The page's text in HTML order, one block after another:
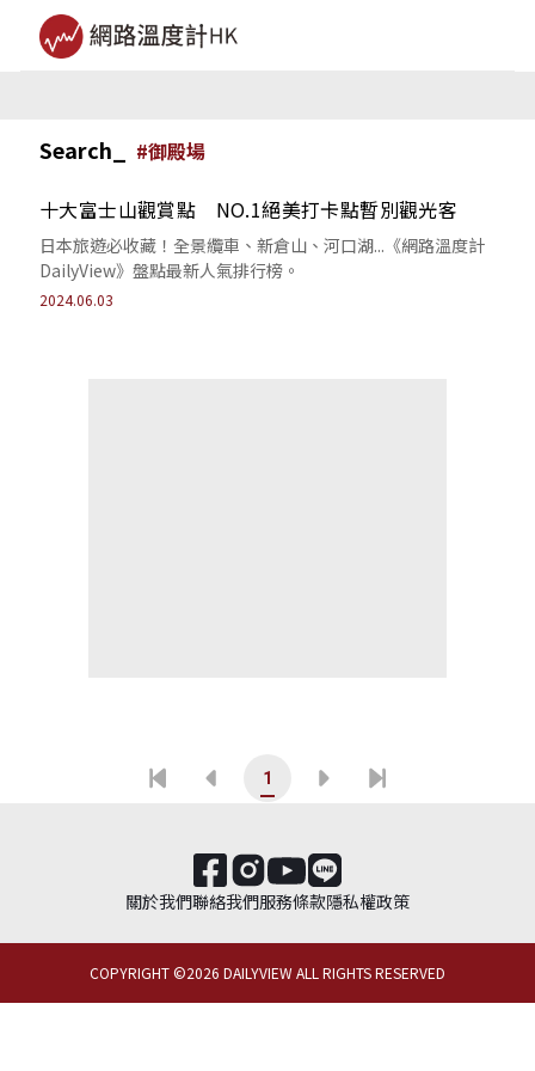
Search_ #御殿場
十大富士山觀賞點 NO.1絕美打卡點暫別觀光客
日本旅遊必收藏！全景纜車、新倉山、河口湖...《網路溫度計
DailyView》盤點最新人氣排行榜。
2024.06.03
1
關於我們聯絡我們服務條款隱私權政策
COPYRIGHT ©2026 DAILYVIEW ALL RIGHTS RESERVED